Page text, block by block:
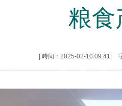
粮食
時间：2025-02-10 09:41